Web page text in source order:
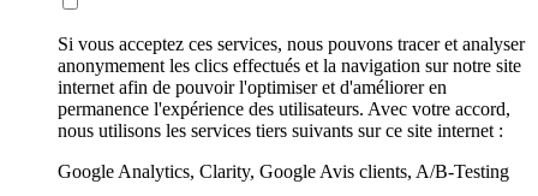
Si vous acceptez ces services, nous pouvons tracer et analyser
anonymement les clics effectués et la navigation sur notre site
internet afin de pouvoir l'optimiser et d'améliorer en
permanence l'expérience des utilisateurs. Avec votre accord,
nous utilisons les services tiers suivants sur ce site internet :
Google Analytics, Clarity, Google Avis clients, A/B-Testing